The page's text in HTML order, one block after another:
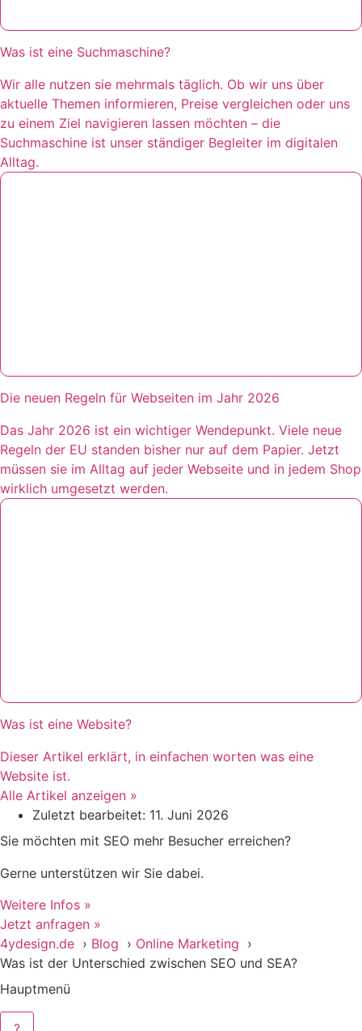
Was ist eine Suchmaschine?
Wir alle nutzen sie mehrmals täglich. Ob wir uns über
aktuelle Themen informieren, Preise vergleichen oder uns
zu einem Ziel navigieren lassen möchten – die
Suchmaschine ist unser ständiger Begleiter im digitalen
Alltag.
Die neuen Regeln für Webseiten im Jahr 2026
Das Jahr 2026 ist ein wichtiger Wendepunkt. Viele neue
Regeln der EU standen bisher nur auf dem Papier. Jetzt
müssen sie im Alltag auf jeder Webseite und in jedem Shop
wirklich umgesetzt werden.
Was ist eine Website?
Dieser Artikel erklärt, in einfachen worten was eine
Website ist.
Alle Artikel anzeigen »
Zuletzt bearbeitet: 11. Juni 2026
Sie möchten mit SEO mehr Besucher erreichen?
Gerne unterstützen wir Sie dabei.
Weitere Infos »
Jetzt anfragen »
4ydesign.de
Blog
Online Marketing
Was ist der Unterschied zwischen SEO und SEA?
Hauptmenü